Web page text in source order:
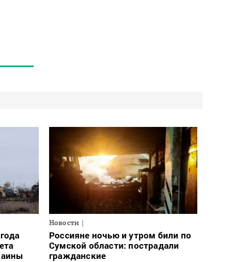
Новости
Россияне ночью и утром били по
Сумской области: пострадали
гражданские